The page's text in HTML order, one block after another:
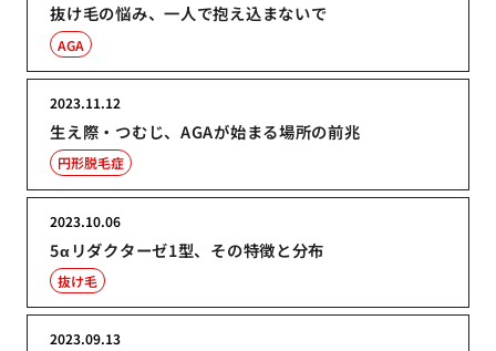
抜け毛の悩み、一人で抱え込まないで
AGA
生え際・つむじ、AGAが始まる場所の前兆
2023.11.12
円形脱毛症
5αリダクターゼ1型、その特徴と分布
2023.10.06
抜け毛
2023.09.13